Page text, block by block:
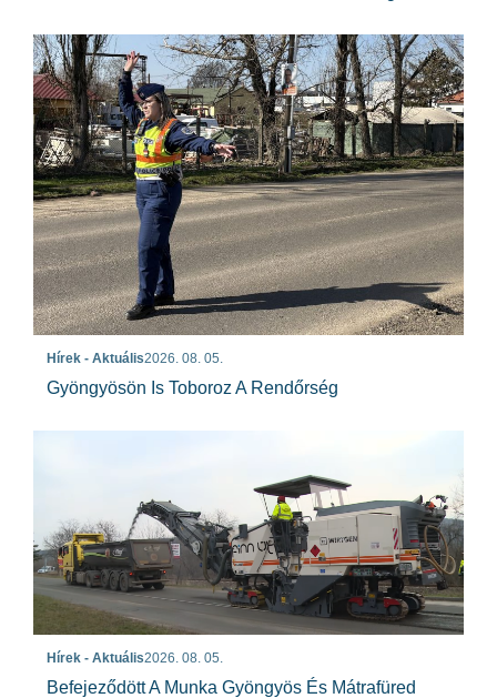
Hírek - Aktuális2026. 08. 05.
Gyöngyösön Is Toboroz A Rendőrség
Hírek - Aktuális2026. 08. 05.
Befejeződött A Munka Gyöngyös És Mátrafüred